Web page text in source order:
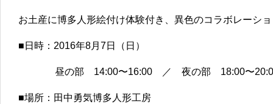
お土産に博多人形絵付け体験付き、異色のコラボレーシ
■日時：2016年8月7日（日）
昼の部 14:00〜16:00 ／ 夜の部 18:00〜
■場所：田中勇気博多人形工房